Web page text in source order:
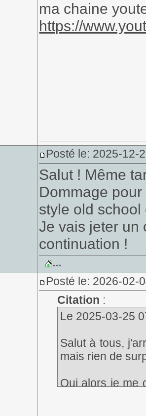
ma chaine
https://
Posté le: 2025-12-
Salut ! Même
Dommage
style old school
Je vais jeter
continuation !
Posté le: 2026-02-
Citation :
Le 2025-03-25
Salut à tous,
mais rien de
Oui alors je me